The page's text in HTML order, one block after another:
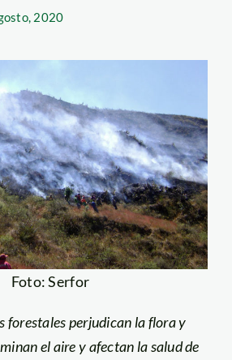
2020
Foto: Serfor
forestales perjudican la flora y
el aire y afectan la salud de